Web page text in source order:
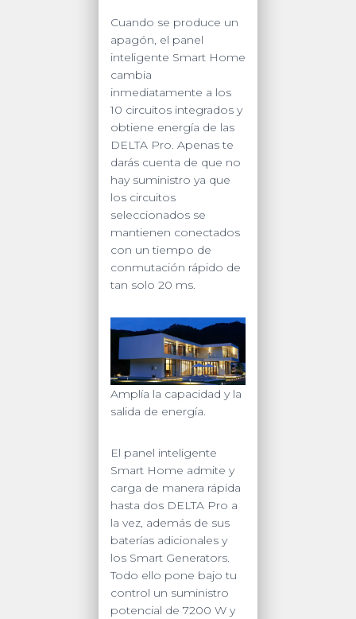
Cuando se produce un
apagón, el panel
inteligente Smart Home
cambia
inmediatamente a los
10 circuitos integrados y
obtiene energía de las
DELTA Pro. Apenas te
darás cuenta de que no
hay suministro ya que
los circuitos
seleccionados se
mantienen conectados
con un tiempo de
conmutación rápido de
tan solo 20 ms.
Amplía la capacidad y la
salida de energía.
El panel inteligente
Smart Home admite y
carga de manera rápida
hasta dos DELTA Pro a
la vez, además de sus
baterías adicionales y
los Smart Generators.
Todo ello pone bajo tu
control un suministro
potencial de 7200 W y